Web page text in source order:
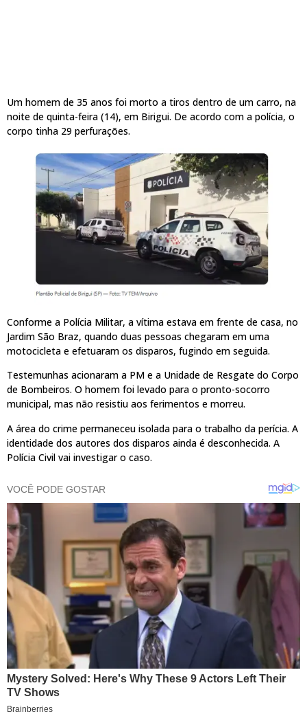
Um homem de 35 anos foi morto a tiros dentro de um carro, na
noite de quinta-feira (14), em Birigui. De acordo com a polícia, o
corpo tinha 29 perfurações.
Conforme a Polícia Militar, a vítima estava em frente de casa, no
Jardim São Braz, quando duas pessoas chegaram em uma
motocicleta e efetuaram os disparos, fugindo em seguida.
Testemunhas acionaram a PM e a Unidade de Resgate do Corpo
de Bombeiros. O homem foi levado para o pronto-socorro
municipal, mas não resistiu aos ferimentos e morreu.
A área do crime permaneceu isolada para o trabalho da perícia. A
identidade dos autores dos disparos ainda é desconhecida. A
Polícia Civil vai investigar o caso.